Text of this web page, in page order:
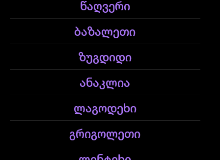
წაღვერი
ბაზალეთი
ზუგდიდი
ანაკლია
ლაგოდეხი
გრიგოლეთი